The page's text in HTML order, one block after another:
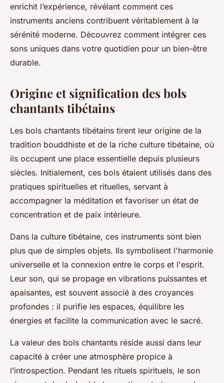
enrichit l’expérience, révélant comment ces
instruments anciens contribuent véritablement à la
sérénité moderne. Découvrez comment intégrer ces
sons uniques dans votre quotidien pour un bien-être
durable.
Origine et signification des bols
chantants tibétains
Les bols chantants tibétains tirent leur origine de la
tradition bouddhiste et de la riche culture tibétaine, où
ils occupent une place essentielle depuis plusieurs
siècles. Initialement, ces bols étaient utilisés dans des
pratiques spirituelles et rituelles, servant à
accompagner la méditation et favoriser un état de
concentration et de paix intérieure.
Dans la culture tibétaine, ces instruments sont bien
plus que de simples objets. Ils symbolisent l'harmonie
universelle et la connexion entre le corps et l'esprit.
Leur son, qui se propage en vibrations puissantes et
apaisantes, est souvent associé à des croyances
profondes : il purifie les espaces, équilibre les
énergies et facilite la communication avec le sacré.
La valeur des bols chantants réside aussi dans leur
capacité à créer une atmosphère propice à
l’introspection. Pendant les rituels spirituels, le son